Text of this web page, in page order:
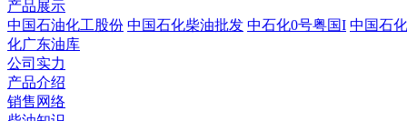
产品展示
中国石油化工股份 中国石化柴油批发 中石化0号粤国I 中国石
化广东油库
公司实力
产品介绍
销售网络